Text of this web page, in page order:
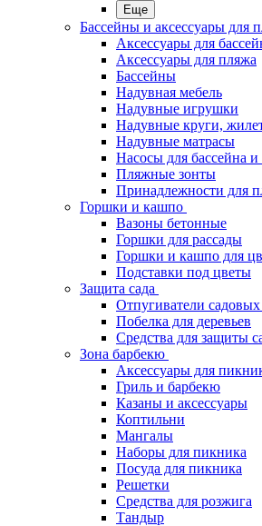
Еще
Бассейны и аксессуары для
Аксессуары для
Аксессуары для пляжа
Бассейны
Надувная мебель
Надувные игрушки
Надувные круги,
Надувные матрасы
Насосы для бассейна
Пляжные зонты
Принадлежности для
Горшки и кашпо
Вазоны бетонные
Горшки для рассады
Горшки и кашпо для
Подставки под цветы
Защита сада
Отпугиватели садовых
Побелка для деревьев
Средства для защиты
Зона барбекю
Аксессуары для
Гриль и барбекю
Казаны и аксессуары
Коптильни
Мангалы
Наборы для пикника
Посуда для пикника
Решетки
Средства для розжига
Тандыр